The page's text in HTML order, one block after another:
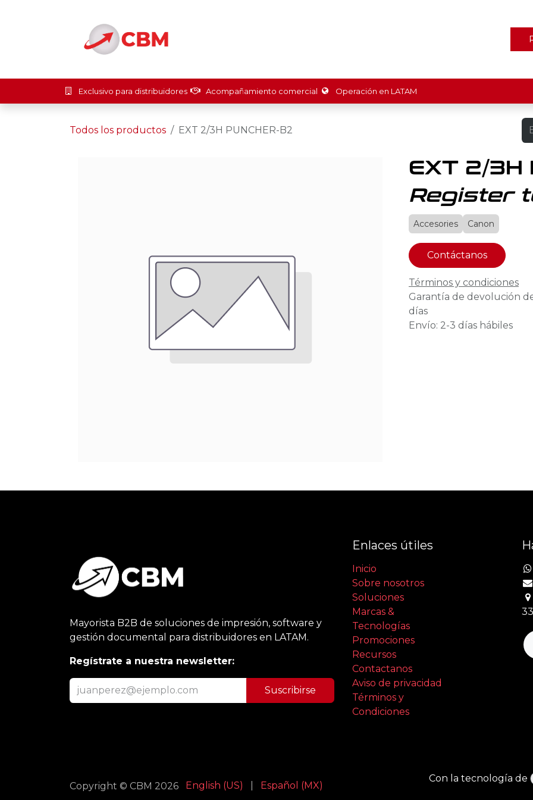
Exclusivo para distribuidores Acompañamiento comercial Operación en LATAM
Todos los productos EXT 2/3H PUNCHER-B2
EXT 2/3H
Register
Accesories Canon
Contáctanos
Términos y condiciones
Garantía de devolución
días
Envío: 2-3 días hábiles
Mayorista B2B de soluciones de impresión, software y
gestión documental para distribuidores en LATAM.
Regístrate a nuestra newsletter:
Suscribirse
Enlaces útiles
Inicio
Sobre nosotros
Soluciones
Marcas &
Tecnologías
Promociones
Recursos
Contactanos
Aviso de privacidad
Términos y
Condiciones
Copyright © CBM 2026 English (US) Español (MX)
Con la tecnología de